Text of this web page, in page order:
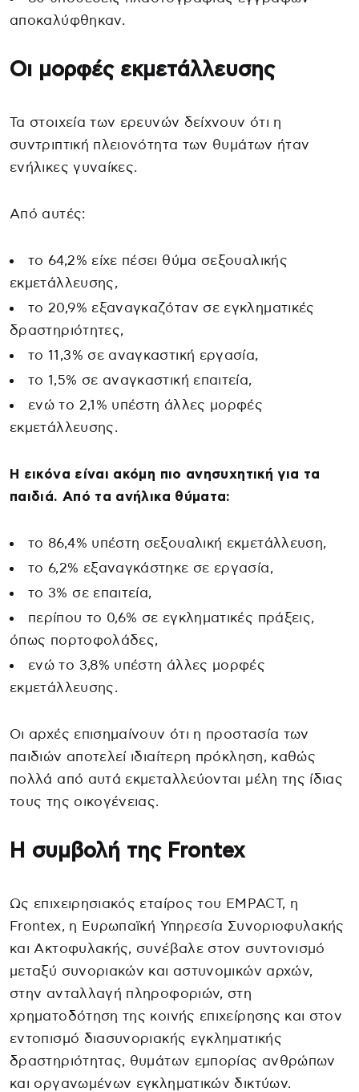
αποκαλύφθηκαν.
Οι μορφές εκμετάλλευσης
Τα στοιχεία των ερευνών δείχνουν ότι η
συντριπτική πλειονότητα των θυμάτων ήταν
ενήλικες γυναίκες.
Από αυτές:
το 64,2% είχε πέσει θύμα σεξουαλικής
εκμετάλλευσης,
το 20,9% εξαναγκαζόταν σε εγκληματικές
δραστηριότητες,
το 11,3% σε αναγκαστική εργασία,
το 1,5% σε αναγκαστική επαιτεία,
ενώ το 2,1% υπέστη άλλες μορφές
εκμετάλλευσης.
Η εικόνα είναι ακόμη πιο ανησυχητική για τα
παιδιά. Από τα ανήλικα θύματα:
το 86,4% υπέστη σεξουαλική εκμετάλλευση,
το 6,2% εξαναγκάστηκε σε εργασία,
το 3% σε επαιτεία,
περίπου το 0,6% σε εγκληματικές πράξεις,
όπως πορτοφολάδες,
ενώ το 3,8% υπέστη άλλες μορφές
εκμετάλλευσης.
Οι αρχές επισημαίνουν ότι η προστασία των
παιδιών αποτελεί ιδιαίτερη πρόκληση, καθώς
πολλά από αυτά εκμεταλλεύονται μέλη της ίδιας
τους της οικογένειας.
Η συμβολή της Frontex
Ως επιχειρησιακός εταίρος του EMPACT, η
Frontex, η Ευρωπαϊκή Υπηρεσία Συνοριοφυλακής
και Ακτοφυλακής, συνέβαλε στον συντονισμό
μεταξύ συνοριακών και αστυνομικών αρχών,
στην ανταλλαγή πληροφοριών, στη
χρηματοδότηση της κοινής επιχείρησης και στον
εντοπισμό διασυνοριακής εγκληματικής
δραστηριότητας, θυμάτων εμπορίας ανθρώπων
και οργανωμένων εγκληματικών δικτύων.